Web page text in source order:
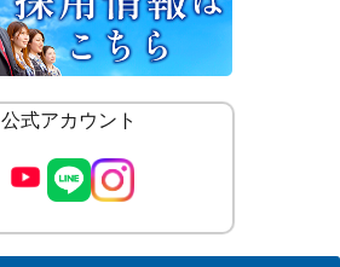
公式アカウント